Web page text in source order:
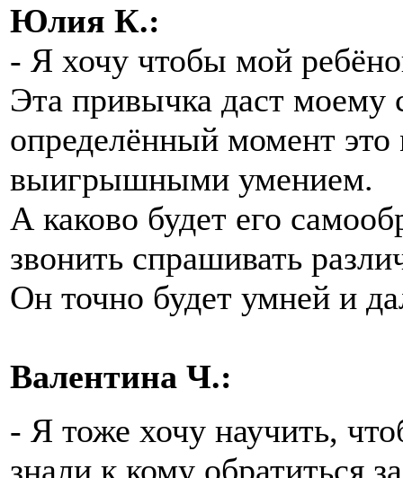
Юлия К.:
- Я хочу чтобы мой
Эта привычка даст
определённый момент
выигрышными умением.
А каково будет его
звонить спрашивать
Он точно будет умней и
Валентина Ч.:
- Я тоже хочу научить,
знали к кому обратиться